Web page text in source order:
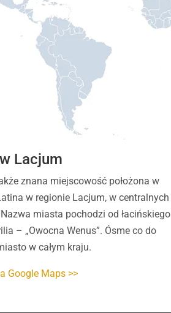
Lacjum
znana miejscowość położona w
w regionie Lacjum, w centralnych
Nazwa miasta pochodzi od łacińskiego
– „Owocna Wenus”. Ósme co do
w całym kraju.
Google Maps >>